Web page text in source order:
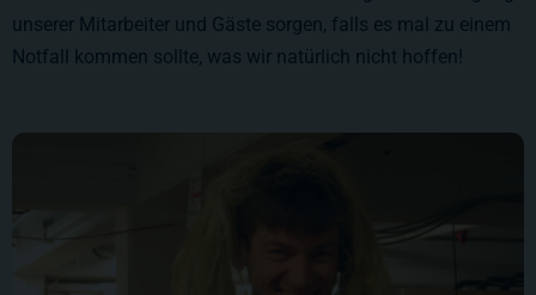
unserer Mitarbeiter und Gäste sorgen, falls es mal zu einem
Notfall kommen sollte, was wir natürlich nicht hoffen!